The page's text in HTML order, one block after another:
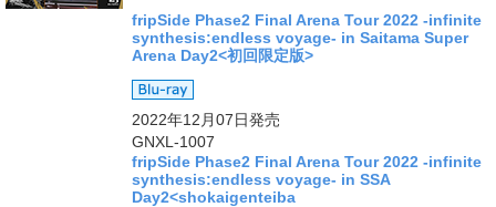
fripSide Phase2 Final Arena Tour 2022 -infinite
synthesis:endless voyage- in Saitama Super
Arena Day2<初回限定版>
2022年12月07日発売
GNXL-1007
fripSide Phase2 Final Arena Tour 2022 -infinite
synthesis:endless voyage- in SSA
Day2<shokaigenteiba